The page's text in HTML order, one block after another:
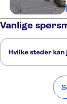
Vanlige
Hvilke steder
Hallstatt